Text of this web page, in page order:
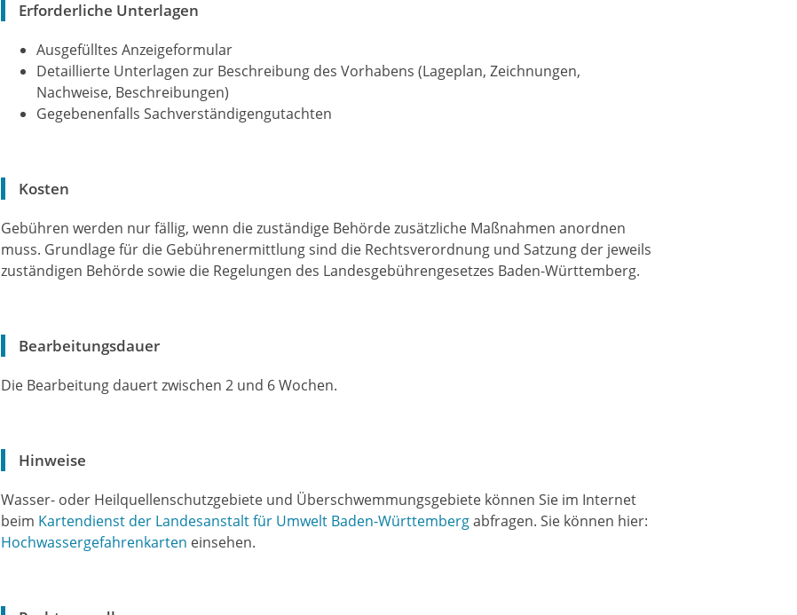
Erforderliche Unterlagen
Ausgefülltes Anzeigeformular
Detaillierte Unterlagen zur Beschreibung des Vorhabens (Lageplan, Zeichnungen,
Nachweise, Beschreibungen)
Gegebenenfalls Sachverständigengutachten
Kosten
Gebühren werden nur fällig, wenn die zuständige Behörde zusätzliche Maßnahmen anordnen
muss. Grundlage für die Gebührenermittlung sind die Rechtsverordnung und Satzung der jeweils
zuständigen Behörde sowie die Regelungen des Landesgebührengesetzes Baden-Württemberg.
Bearbeitungsdauer
Die Bearbeitung dauert zwischen 2 und 6 Wochen.
Hinweise
Wasser- oder Heilquellenschutzgebiete und Überschwemmungsgebiete können Sie im Internet
beim Kartendienst der Landesanstalt für Umwelt Baden-Württembergabfragen. Sie können hier:
Hochwassergefahrenkarten einsehen.